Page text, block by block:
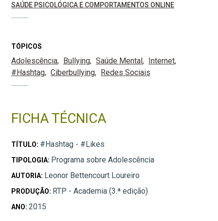
SAÚDE PSICOLÓGICA E COMPORTAMENTOS ONLINE
TÓPICOS
Adolescência Bullying Saúde Mental
Internet
#Hashtag
Ciberbullying Redes Sociais
FICHA TÉCNICA
TÍTULO: #Hashtag - #Likes
TIPOLOGIA: Programa sobre Adolescência
AUTORIA: Leonor Bettencourt Loureiro
PRODUÇÃO: RTP - Academia (3.ª edição)
ANO: 2015